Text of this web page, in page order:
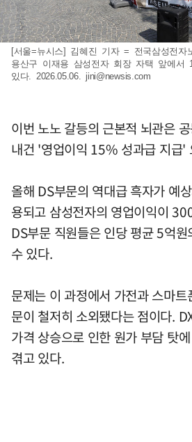
[서울=뉴시스] 김혜진 기자 = 전국삼성전자
용산구 이재용 삼성전자 회장 자택 앞에서
있다. 2026.05.06. jini@newsis.com
이번 노노 갈등의 근본적 뇌관은
내건 '영업이익 15% 성과급 지급'
올해 DS부문의 역대급 흑자가 예
용되고 삼성전자의 영업이익이
DS부문 직원들은 인당 평균 5억
수 있다.
문제는 이 과정에서 가전과 스마
문이 철저히 소외됐다는 점이다.
가격 상승으로 인한 원가 부담 탓
겪고 있다.